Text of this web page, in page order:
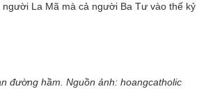
La Mã mà cả người Ba Tư vào thế kỷ
đường hầm. Nguồn ảnh: hoangcatholic